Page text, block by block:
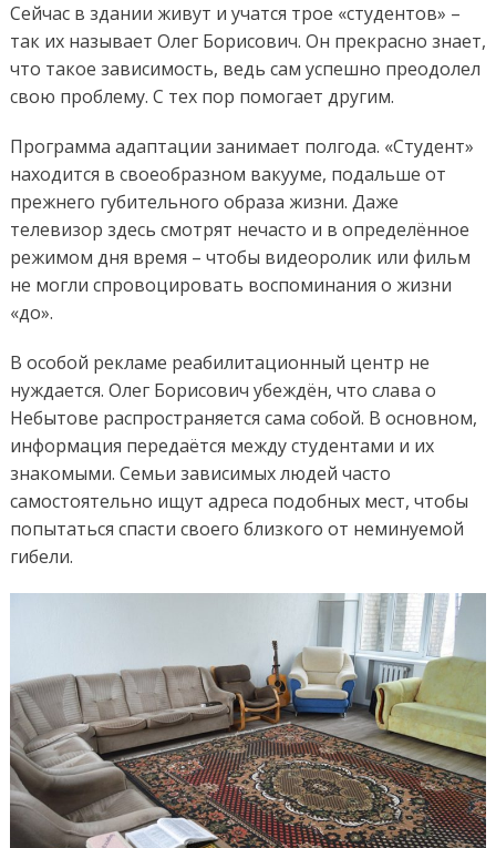
Сейчас в здании живут и учатся трое «студентов» –
так их называет Олег Борисович. Он прекрасно знает,
что такое зависимость, ведь сам успешно преодолел
свою проблему. С тех пор помогает другим.
Программа адаптации занимает полгода. «Студент»
находится в своеобразном вакууме, подальше от
прежнего губительного образа жизни. Даже
телевизор здесь смотрят нечасто и в определённое
режимом дня время – чтобы видеоролик или фильм
не могли спровоцировать воспоминания о жизни
«до».
В особой рекламе реабилитационный центр не
нуждается. Олег Борисович убеждён, что слава о
Небытове распространяется сама собой. В основном,
информация передаётся между студентами и их
знакомыми. Семьи зависимых людей часто
самостоятельно ищут адреса подобных мест, чтобы
попытаться спасти своего близкого от неминуемой
гибели.